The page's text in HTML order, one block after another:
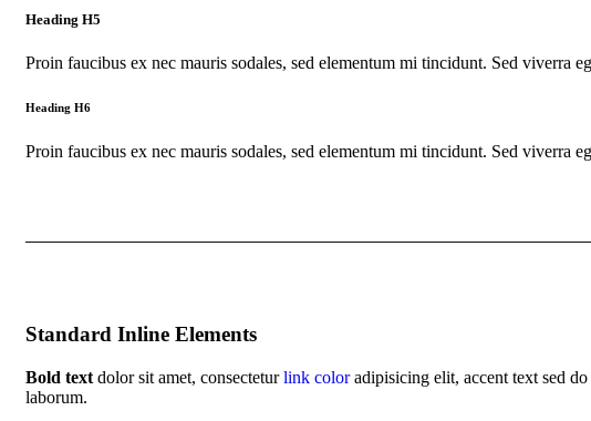
Heading H5
Proin faucibus ex nec mauris sodales, sed elementum mi tincidunt. Sed viverra
Heading H6
Proin faucibus ex nec mauris sodales, sed elementum mi tincidunt. Sed viverra
Standard Inline Elements
Bold text dolor sit amet, consecteturlink coloradipisicing elit, accent text sed
laborum.